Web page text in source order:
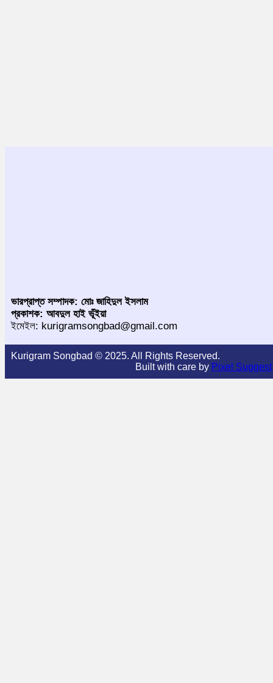
ভারপ্রাপ্ত সম্পাদক: মোঃ জাহিদুল ইসলাম
প্রকাশক: আবদুল হাই ভূঁইয়া
ইমেইল: kurigramsongbad@gmail.com
Kurigram Songbad © 2025. All Rights Reserved.
Built with care by Pixel Suggest